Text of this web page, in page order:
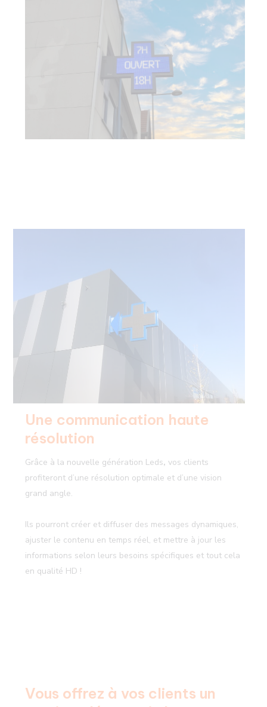
Une communication haute
résolution
Grâce à la nouvelle génération Leds, vos clients
profiteront d’une résolution optimale et d’une vision
grand angle.
Ils pourront créer et diffuser des messages dynamiques,
ajuster le contenu en temps réel, et mettre à jour les
informations selon leurs besoins spécifiques et tout cela
en qualité HD !
Vous offrez à vos clients un